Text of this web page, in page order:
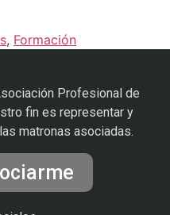
, Formación
Profesional de
fin es representar y
matronas asociadas.